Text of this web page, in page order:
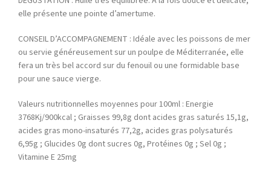
elle présente une pointe d’amertume.
CONSEIL D’ACCOMPAGNEMENT : Idéale avec les poissons de mer
ou servie généreusement sur un poulpe de Méditerranée, elle
fera un très bel accord sur du fenouil ou une formidable base
pour une sauce vierge.
Valeurs nutritionnelles moyennes pour 100ml : Energie
3768Kj/900kcal ; Graisses 99,8g dont acides gras saturés 15,1g,
acides gras mono-insaturés 77,2g, acides gras polysaturés
6,95g ; Glucides 0g dont sucres 0g, Protéines 0g ; Sel 0g ;
Vitamine E 25mg